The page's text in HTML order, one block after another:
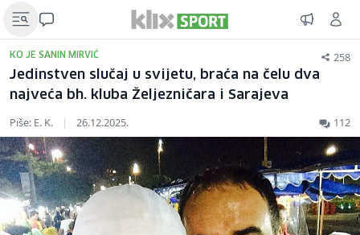
KO JE SANIN MIRVIĆ 258
Jedinstven slučaj u svijetu, braća na čelu dva
najveća bh. kluba Željezničara i Sarajeva
Piše: E. K. | 26.12.2025. 112